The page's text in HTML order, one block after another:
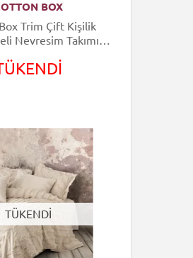
BOX
Trim Çift Kişilik
Nevresim Takımı
TÜKENDİ